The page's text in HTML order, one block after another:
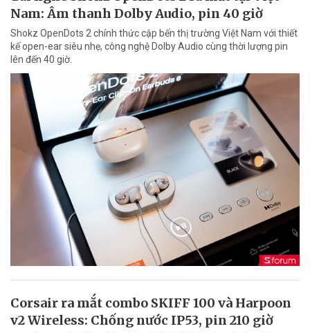
Nam: Âm thanh Dolby Audio, pin 40 giờ
Shokz OpenDots 2 chính thức cập bến thị trường Việt Nam với thiết
kế open-ear siêu nhẹ, công nghệ Dolby Audio cùng thời lượng pin
lên đến 40 giờ.
Corsair ra mắt combo SKIFF 100 và Harpoon
v2 Wireless: Chống nước IP53, pin 210 giờ